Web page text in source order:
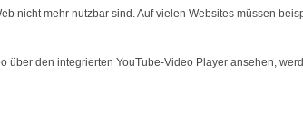
mehr nutzbar sind. Auf vielen Websites müssen
den integrierten YouTube-Video Player ansehen,